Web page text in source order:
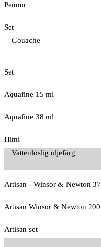
Pennor
Set
Gouache
Set
Aquafine 15 ml
Aquafine 38 ml
Himi
Vattenlöslig oljefärg
Artisan - Winsor & Newton
Artisan Winsor & Newton
Artisan set